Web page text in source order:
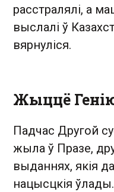
расстралялі, а
выслалі ў
вярнуліся.
Жыццё
Падчас Другой
жыла ў Празе,
выданнях, якія
нацысцкія